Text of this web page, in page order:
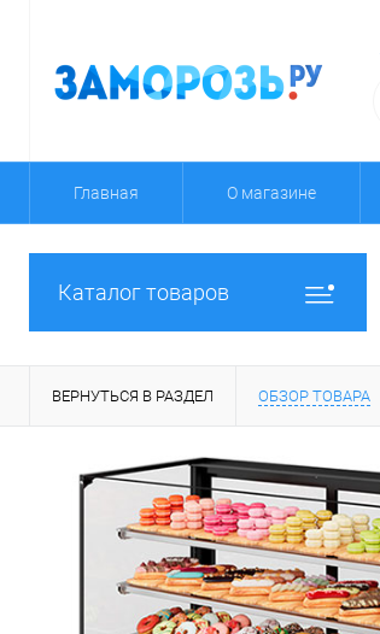
Главная О магазине
Каталог товаров
ВЕРНУТЬСЯ В РАЗДЕЛ ОБЗОР ТОВАРА